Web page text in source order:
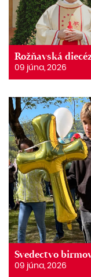
Rožňavská
09 júna, 2026
Svedectvo
09 júna, 2026